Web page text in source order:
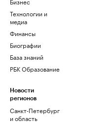
Технологии и
медиа
Финансы
Биографии
База знаний
РБК Образование
Новости
регионов
Санкт-Петербург
и область